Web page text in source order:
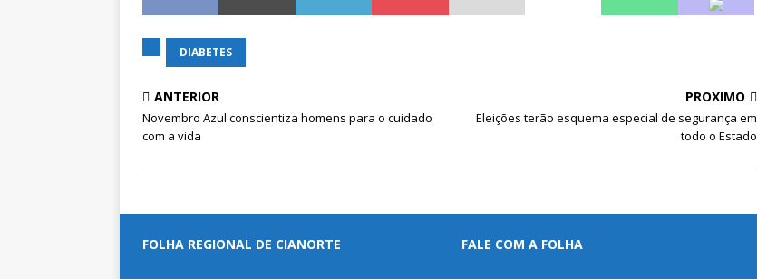
DIABETES
ANTERIOR
Novembro Azul conscientiza homens para o cuidado
com a vida
PRÓXIMO
Eleições terão esquema especial de segurança em
todo o Estado
FOLHA REGIONAL DE CIANORTE FALE COM A FOLHA